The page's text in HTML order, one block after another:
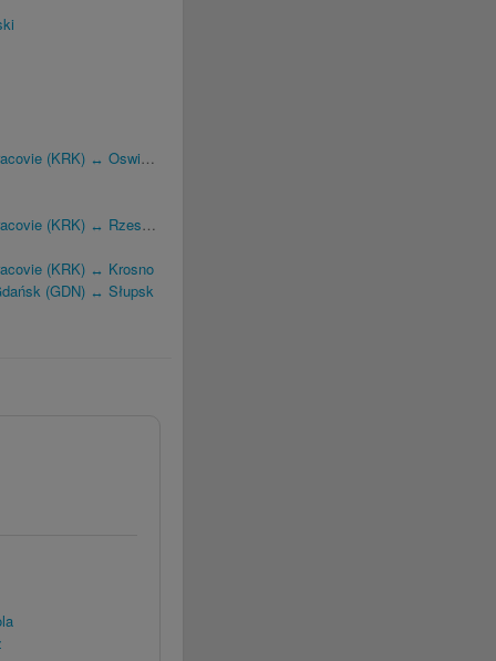
(KRK) ↔ Oswiecim
(KRK) ↔ Rzeszów
(KRK) ↔ Krosno
(GDN) ↔ Słupsk